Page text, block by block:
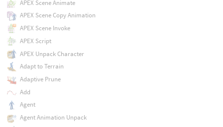
APEX Scene Animate
APEX Scene Copy Animation
APEX Scene Invoke
APEX Script
APEX Unpack Character
Adapt to Terrain
Adaptive Prune
Add
Agent
Agent Animation Unpack